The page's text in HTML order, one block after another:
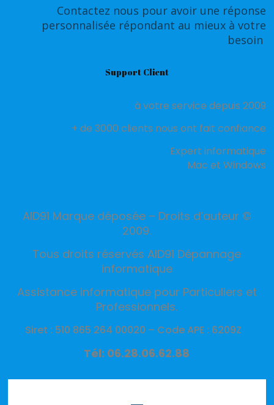
Contactez nous pour avoir une réponse
personnalisée répondant au mieux à votre
besoin
Support Client
à votre service depuis 2009
+ de 3000 clients nous ont fait confiance
Expert informatique
Mac et Windows
AID91 Marque déposée – Droits d’auteur ©
2009.
Tous droits réservés AID91 Dépannage
informatique
Assistance informatique pour Particuliers et
Professionnels.
Siret : 510 865 264 00020 – Code APE : 6209Z
Tél: 06.28.06.62.88